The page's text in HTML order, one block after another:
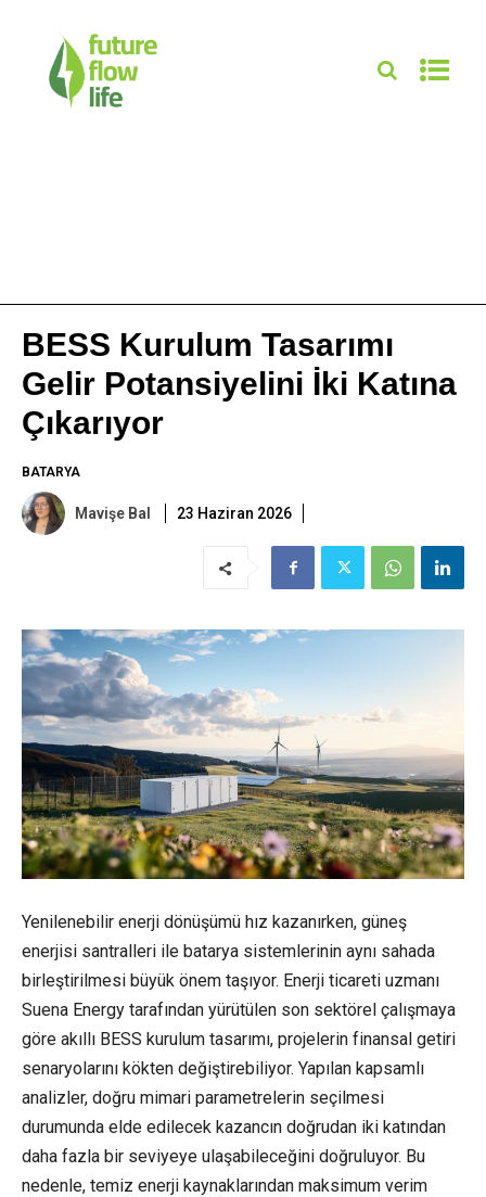
BESS Kurulum Tasarımı
Gelir Potansiyelini İki Katına
Çıkarıyor
BATARYA
Mavişe Bal 23 Haziran 2026
Yenilenebilir enerji dönüşümü hız kazanırken, güneş
enerjisi santralleri ile batarya sistemlerinin aynı sahada
birleştirilmesi büyük önem taşıyor. Enerji ticareti uzmanı
Suena Energy tarafından yürütülen son sektörel çalışmaya
göre akıllı BESS kurulum tasarımı, projelerin finansal getiri
senaryolarını kökten değiştirebiliyor. Yapılan kapsamlı
analizler, doğru mimari parametrelerin seçilmesi
durumunda elde edilecek kazancın doğrudan iki katından
daha fazla bir seviyeye ulaşabileceğini doğruluyor. Bu
nedenle, temiz enerji kaynaklarından maksimum verim